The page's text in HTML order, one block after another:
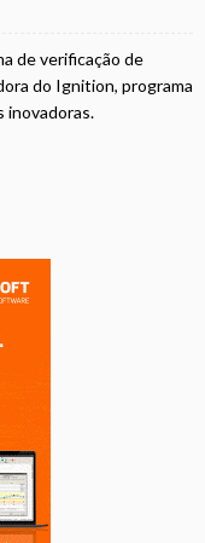
de verificação de
do Ignition, programa
inovadoras.